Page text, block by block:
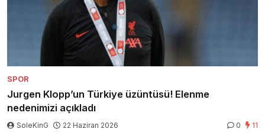
SPOR
Jurgen Klopp’un Türkiye üzüntüsü! Elenme
nedenimizi açıkladı
SoleKinG 22 Haziran 2026 0 11